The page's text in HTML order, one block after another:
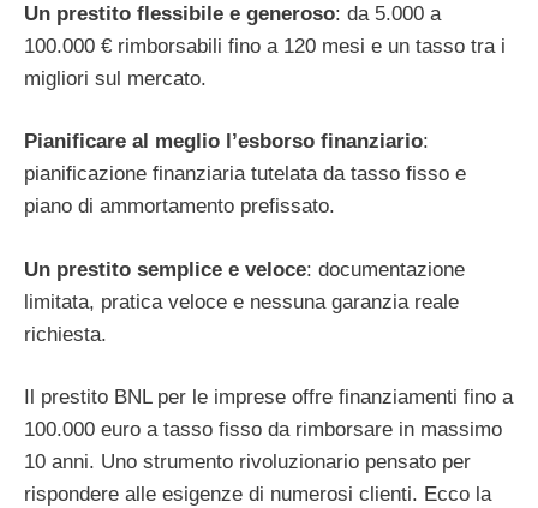
Un prestito flessibile e generoso: da 5.000 a
100.000 € rimborsabili fino a 120 mesi e un tasso tra i
migliori sul mercato.
Pianificare al meglio l’esborso finanziario:
pianificazione finanziaria tutelata da tasso fisso e
piano di ammortamento prefissato.
Un prestito semplice e veloce: documentazione
limitata, pratica veloce e nessuna garanzia reale
richiesta.
Il prestito BNL per le imprese offre finanziamenti fino a
100.000 euro a tasso fisso da rimborsare in massimo
10 anni. Uno strumento rivoluzionario pensato per
rispondere alle esigenze di numerosi clienti. Ecco la